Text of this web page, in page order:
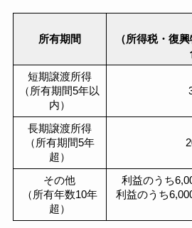
所有期間
（所得税・復
短期譲渡所得
（所有期間5年以
内）
長期譲渡所得
（所有期間5年
超）
その他
（所有年数10年
超）
利益のうち
利益のうち